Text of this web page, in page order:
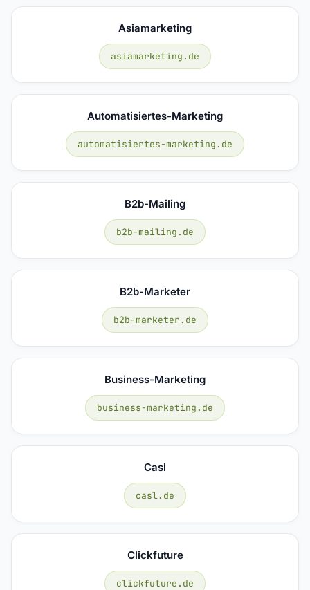
Asiamarketing
asiamarketing.de
Automatisiertes-Marketing
automatisiertes-marketing.de
B2b-Mailing
b2b-mailing.de
B2b-Marketer
b2b-marketer.de
Business-Marketing
business-marketing.de
Casl
casl.de
Clickfuture
clickfuture.de